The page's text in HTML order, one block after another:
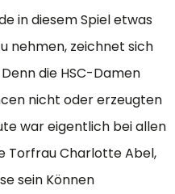
in diesem Spiel etwas
nehmen, zeichnet sich
die HSC-Damen
nicht oder erzeugten
war eigentlich bei allen
Torfrau Charlotte Abel,
sein Können